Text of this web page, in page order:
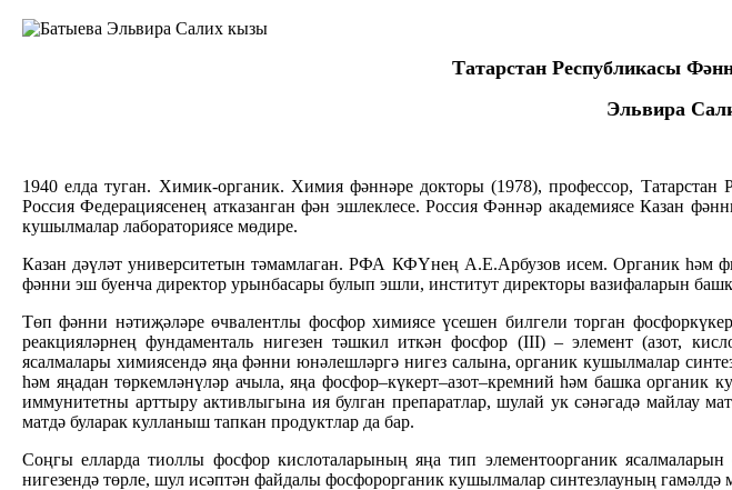
Татарстан Республикасы
Эльвира
1940 елда туган. Химик-органик. Химия фәннәре докторы (1978), профессор,
Россия Федерациясенең атказанган фән эшлеклесе. Россия Фәннәр академиясе Казан
кушылмалар лабораториясе мөдире.
Казан дәүләт университетын тәмамлаган. РФА КФҮнең А.Е.Арбузов исем. Органик һәм
фәнни эш буенча директор урынбасары булып эшли, институт директоры вазифаларын
Төп фәнни нәтиҗәләре өчвалентлы фосфор химиясе үсешен билгели торган
реакцияләрнең фундаменталь нигезен тәшкил иткән фосфор (III) – элемент (азот,
ясалмалары химиясендә яңа фәнни юнәлешләргә нигез салына, органик кушылмалар
һәм яңадан төркемләнүләр ачыла, яңа фосфор–күкерт–азот–кремний һәм башка
иммунитетны арттыру активлыгына ия булган препаратлар, шулай ук сәнәгадә майлау
матдә буларак кулланыш тапкан продуктлар да бар.
Соңгы елларда тиоллы фосфор кислоталарының яңа тип элементоорганик
нигезендә төрле, шул исәптән файдалы фосфорорганик кушылмалар синтезлауның гамәлдә